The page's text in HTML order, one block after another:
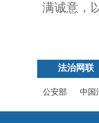
满诚意，
法治网联
公安部 中国